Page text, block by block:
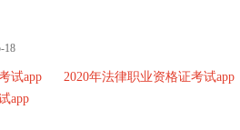
18
试app 2020年法律职业资格证考试app
app